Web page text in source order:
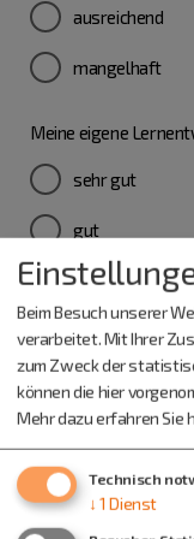
ausreichend
mangelhaft
Meine eigene
sehr gut
gut
befriedigend
ausreichend
mangelhaft
Was hast du duch
Du kannst
Beim Besuch unserer
verarbeitet. Mit Ihrer
zum Zweck der
können die hier
Mehr dazu erfahren Sie
Technisch
↓ 1 Dienst